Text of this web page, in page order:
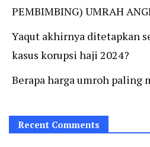
PEMBIMBING) UMRAH
Yaqut akhirnya ditetapkan
kasus korupsi haji 2024?
Berapa harga umroh paling
Recent Comments